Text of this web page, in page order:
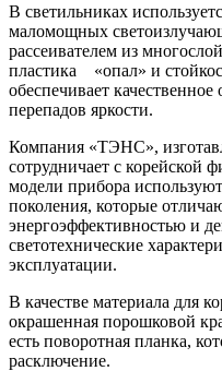
В светильниках
маломощных
рассеивателем из
пластика «опал» и
обеспечивает
перепадов яркости.
Компания «ТЭНС»,
сотрудничает с корейской
модели прибора
поколения, которые
энергоэффективностью и
светотехнические
эксплуатации.
В качестве материала для
окрашенная порошковой
есть поворотная планка,
расключение.